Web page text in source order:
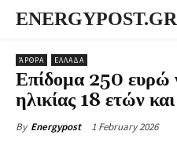
ENERGYPOST.GR
ΆΡΘΡΑ ΕΛΛΑΔΑ
Επίδομα 250 ευρώ
ηλικίας 18 ετών
By Energypost 1 February 2026